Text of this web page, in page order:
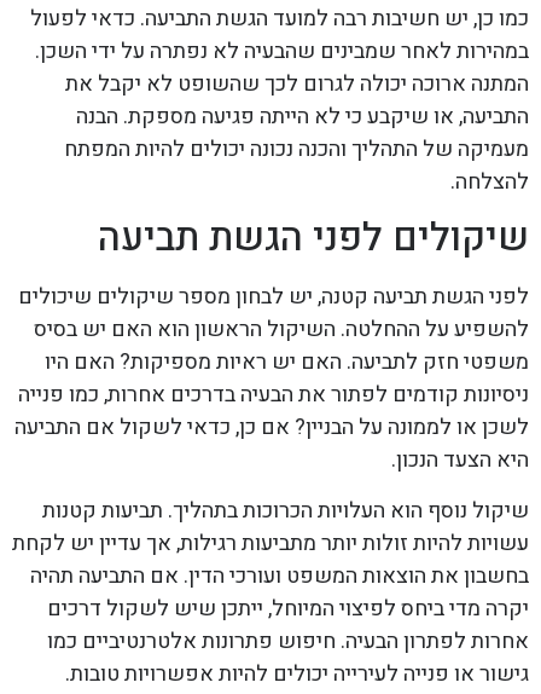
כמו כן, יש חשיבות רבה למועד הגשת התביעה. כדאי לפעול
במהירות לאחר שמבינים שהבעיה לא נפתרה על ידי השכן.
המתנה ארוכה יכולה לגרום לכך שהשופט לא יקבל את
התביעה, או שיקבע כי לא הייתה פגיעה מספקת. הבנה
מעמיקה של התהליך והכנה נכונה יכולים להיות המפתח
להצלחה.
שיקולים לפני הגשת תביעה
לפני הגשת תביעה קטנה, יש לבחון מספר שיקולים שיכולים
להשפיע על ההחלטה. השיקול הראשון הוא האם יש בסיס
משפטי חזק לתביעה. האם יש ראיות מספיקות? האם היו
ניסיונות קודמים לפתור את הבעיה בדרכים אחרות, כמו פנייה
לשכן או לממונה על הבניין? אם כן, כדאי לשקול אם התביעה
היא הצעד הנכון.
שיקול נוסף הוא העלויות הכרוכות בתהליך. תביעות קטנות
עשויות להיות זולות יותר מתביעות רגילות, אך עדיין יש לקחת
בחשבון את הוצאות המשפט ועורכי הדין. אם התביעה תהיה
יקרה מדי ביחס לפיצוי המיוחל, ייתכן שיש לשקול דרכים
אחרות לפתרון הבעיה. חיפוש פתרונות אלטרנטיביים כמו
גישור או פנייה לעירייה יכולים להיות אפשרויות טובות.